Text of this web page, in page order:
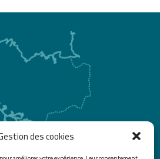
des cookies